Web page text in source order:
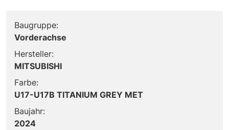
Baugruppe:
Vorderachse
Hersteller:
MITSUBISHI
Farbe:
U17-U17B TITANIUM GREY MET
Baujahr:
2024